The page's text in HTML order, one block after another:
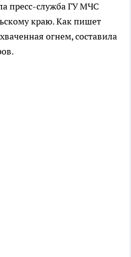
пресс-служба ГУ МЧС
краю. Как пишет
огнем, составила